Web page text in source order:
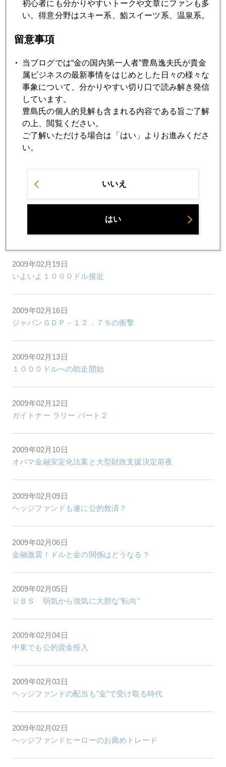
2009年02月27日
中東のバレンタイン
2009年02月26日
バーナンキは銀行国有化せず、というけれど...
2009年02月25日
為替より金のほうが難しい...
2009年02月24日
判決の日近づく パート２
2009年02月19日
いよいよ１０００ドル接近
2009年02月16日
ジャパンＧＤＰ－１２．７％の衝撃
2009年02月13日
１０００ドルへの助走開始
2009年02月12日
ガイトナー ラリー パート２
2009年02月10日
オバマ金融安定化法案と大型財政支援決定前夜
2009年02月09日
ヘッジファンドも遂に公的救済？
2009年02月06日
金融激震！ドルと金の関係はどうなる？
2009年02月05日
ＵＢＳ 弱気から強気に大胆な"転向"
2009年02月04日
中東でも公的資金投入
2009年02月03日
ヘッジファンドの配当も"金"で受け取る時代
2009年02月02日
ヘッジファンドヒーローのお薦めトレード
初心者にも分かりやすいトークや文章にファンも多
い。得意分野はスキー系、鮨スイーツ系、温泉系。
留意事項
当ブログでは“金の国内第一人者”豊島逸夫氏が貴金
属ビジネスの最新事情をはじめとした日々の様々な
事象について、分かりやすい切り口で読み解き発信
しています。
豊島氏の個人的見解も含まれる内容である旨ご了解
の上、閲覧ください。
ご了解いただける場合は「はい」よりお進みくださ
い。
いいえ
はい